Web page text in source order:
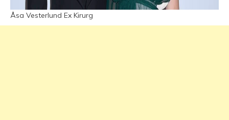
Åsa Vesterlund Ex Kirurg